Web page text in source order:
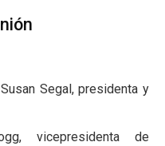
Segal, presidenta y
vicepresidenta de